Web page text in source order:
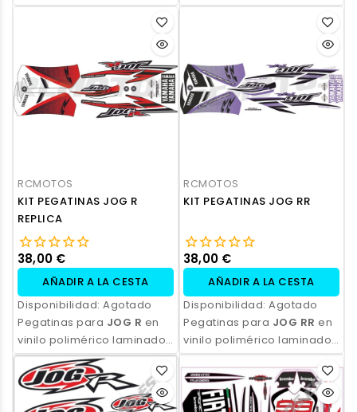
impresas con tinta
profesional y opción de
personalización.
impresas con tinta
profesional y opción de
personalización.
RCMOTOS
KIT PEGATINAS JOG R
REPLICA
38,00 €
AÑADIR A LA CESTA
Disponibilidad: Agotado
Pegatinas para JOG R en
vinilo polimérico laminado,
impresas con tinta
ecosolvente. Alta
resistencia, acabado
RCMOTOS
KIT PEGATINAS JOG RR
38,00 €
AÑADIR A LA CESTA
Disponibilidad: Agotado
Pegatinas para JOG RR en
vinilo polimérico laminado,
impresas con tinta
ecosolvente. Alta
resistencia, acabado